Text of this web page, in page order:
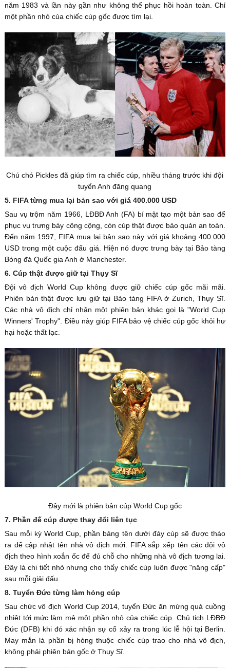
năm 1983 và lần này gần như không thể phục hồi hoàn toàn. Chỉ
một phần nhỏ của chiếc cúp gốc được tìm lại.
Chú chó Pickles đã giúp tìm ra chiếc cúp, nhiều tháng trước khi đội
tuyển Anh đăng quang
5. FIFA từng mua lại bản sao với giá 400.000 USD
Sau vụ trộm năm 1966, LĐBĐ Anh (FA) bí mật tạo một bản sao để
phục vụ trưng bày công cộng, còn cúp thật được bảo quản an toàn.
Đến năm 1997, FIFA mua lại bản sao này với giá khoảng 400.000
USD trong một cuộc đấu giá. Hiện nó được trưng bày tại Bảo tàng
Bóng đá Quốc gia Anh ở Manchester.
6. Cúp thật được giữ tại Thụy Sĩ
Đội vô địch World Cup không được giữ chiếc cúp gốc mãi mãi.
Phiên bản thật được lưu giữ tại Bảo tàng FIFA ở Zurich, Thụy Sĩ.
Các nhà vô địch chỉ nhận một phiên bản khác gọi là "World Cup
Winners' Trophy". Điều này giúp FIFA bảo vệ chiếc cúp gốc khỏi hư
hại hoặc thất lạc.
Đây mới là phiên bản cúp World Cup gốc
7. Phần đế cúp được thay đổi liên tục
Sau mỗi kỳ World Cup, phần bảng tên dưới đáy cúp sẽ được tháo
ra để cập nhật tên nhà vô địch mới. FIFA sắp xếp tên các đội vô
địch theo hình xoắn ốc để đủ chỗ cho những nhà vô địch tương lai.
Đây là chi tiết nhỏ nhưng cho thấy chiếc cúp luôn được "nâng cấp"
sau mỗi giải đấu.
8. Tuyển Đức từng làm hỏng cúp
Sau chức vô địch World Cup 2014, tuyển Đức ăn mừng quá cuồng
nhiệt tới mức làm mẻ một phần nhỏ của chiếc cúp. Chủ tịch LĐBĐ
Đức (DFB) khi đó xác nhận sự cố xảy ra trong lúc lễ hội tại Berlin.
May mắn là phần bị hỏng thuộc chiếc cúp trao cho nhà vô địch,
không phải phiên bản gốc ở Thụy Sĩ.